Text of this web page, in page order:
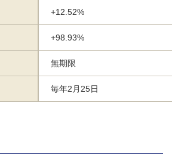
+12.52%
+98.93%
無期限
毎年2月25日